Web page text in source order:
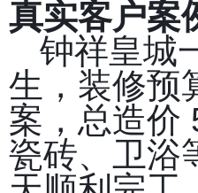
真实客户案
钟祥皇城
生，装修预
案，总造价
瓷砖、卫浴